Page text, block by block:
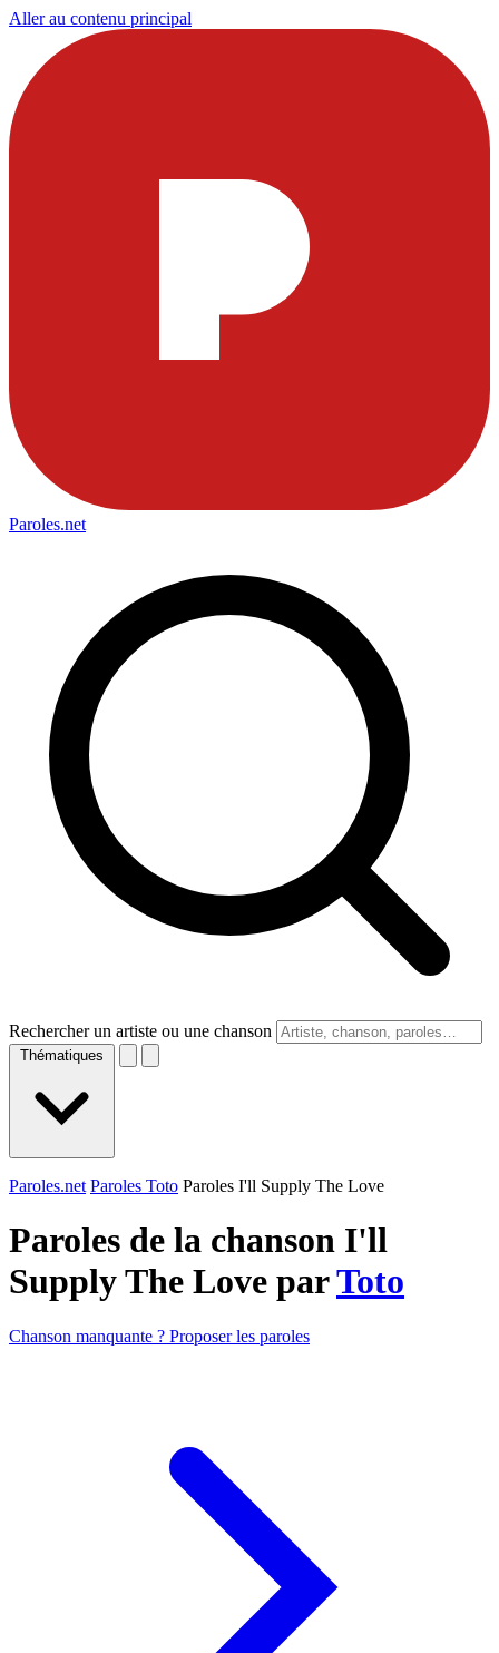
Aller au contenu principal
Paroles.net
Rechercher un artiste ou une chanson
Thématiques
Paroles.net Paroles Toto Paroles I'll Supply The Love
Paroles de la chanson I'll
Supply The Love parToto
Chanson manquante ? Proposer les paroles